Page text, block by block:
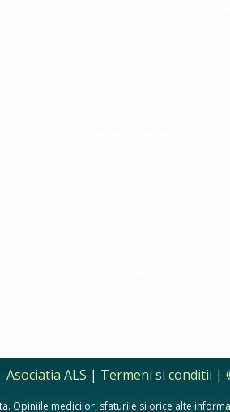
Asociatia ALS | Termeni si conditii |
Opiniile medicilor, sfaturile si orice alte